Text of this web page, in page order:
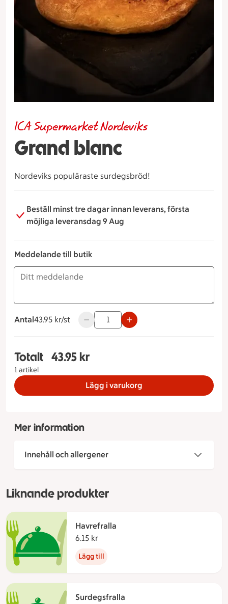
Grand blanc
ICA Supermarket Nordeviks
Nordeviks populäraste surdegsbröd!
Beställ minst tre dagar innan leverans, första
möjliga leveransdag 9 Aug
Meddelande till butik
Antal
43.95 kronor styck
43.95 kr/st Använd knapparna för att minska eller
Totalt
1 artikel
Totalt 1 stycken Grand Blanc, 43.95 kronor
43.95 kr
Lägg i varukorg
Mer information
Innehåll och allergener
Liknande produkter
Havrefralla
6.15 kr
Lägg till
Surdegsfralla